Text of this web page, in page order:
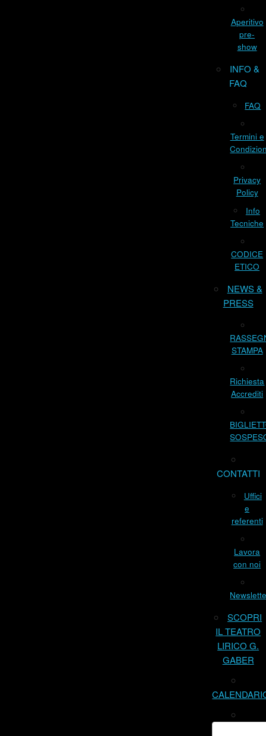
Aperitivo
pre-
show
INFO &
FAQ
FAQ
Termini e
Privacy
Policy
Info
Tecniche
CODICE
ETICO
NEWS &
PRESS
STAMPA
Richiesta
Accrediti
CONTATTI
Uffici
e
referenti
Lavora
con noi
SCOPRI
IL TEATRO
LIRICO G.
GABER